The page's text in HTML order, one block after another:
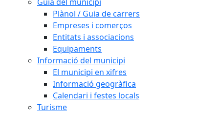
Plànol / Guia de carrers
Empreses i comerços
Entitats i associacions
Equipaments
Informació del municipi
El municipi en xifres
Informació geogràfica
Calendari i festes locals
Turisme